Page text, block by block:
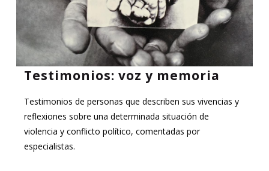
Testimonios: voz y memoria
Testimonios de personas que describen sus vivencias y
reflexiones sobre una determinada situación de
violencia y conflicto político, comentadas por
especialistas.